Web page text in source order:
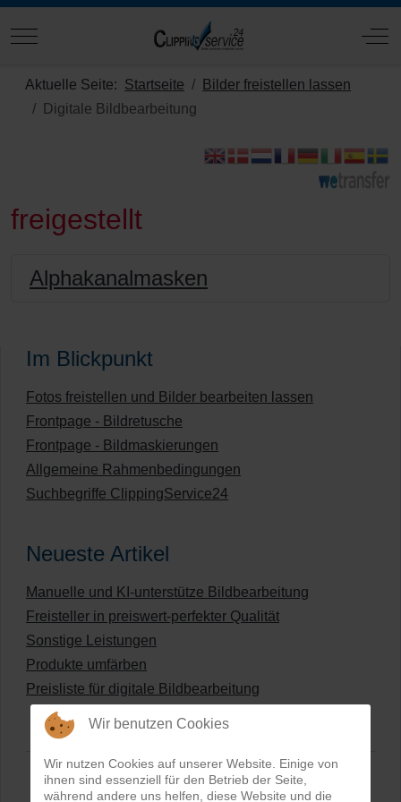
Mobile Menu Toggle Off-
Aktuelle Seite: Startseite
Bilder freistellen lassen
Digitale Bildbearbeitung
freigestellt
Alphakanalmasken
Im Blickpunkt
Fotos freistellen und Bilder bearbeiten lassen
Frontpage - Bildretusche
Frontpage - Bildmaskierungen
Allgemeine Rahmenbedingungen
Suchbegriffe ClippingService24
Neueste Artikel
Manuelle und KI-unterstütze Bildbearbeitung
Freisteller in preiswert-perfekter Qualität
Sonstige Leistungen
Produkte umfärben
Preisliste für digitale Bildbearbeitung
Wir benutzen Cookies
Wir nutzen Cookies auf unserer Website. Einige von
ihnen sind essenziell für den Betrieb der Seite,
während andere uns helfen, diese Website und die